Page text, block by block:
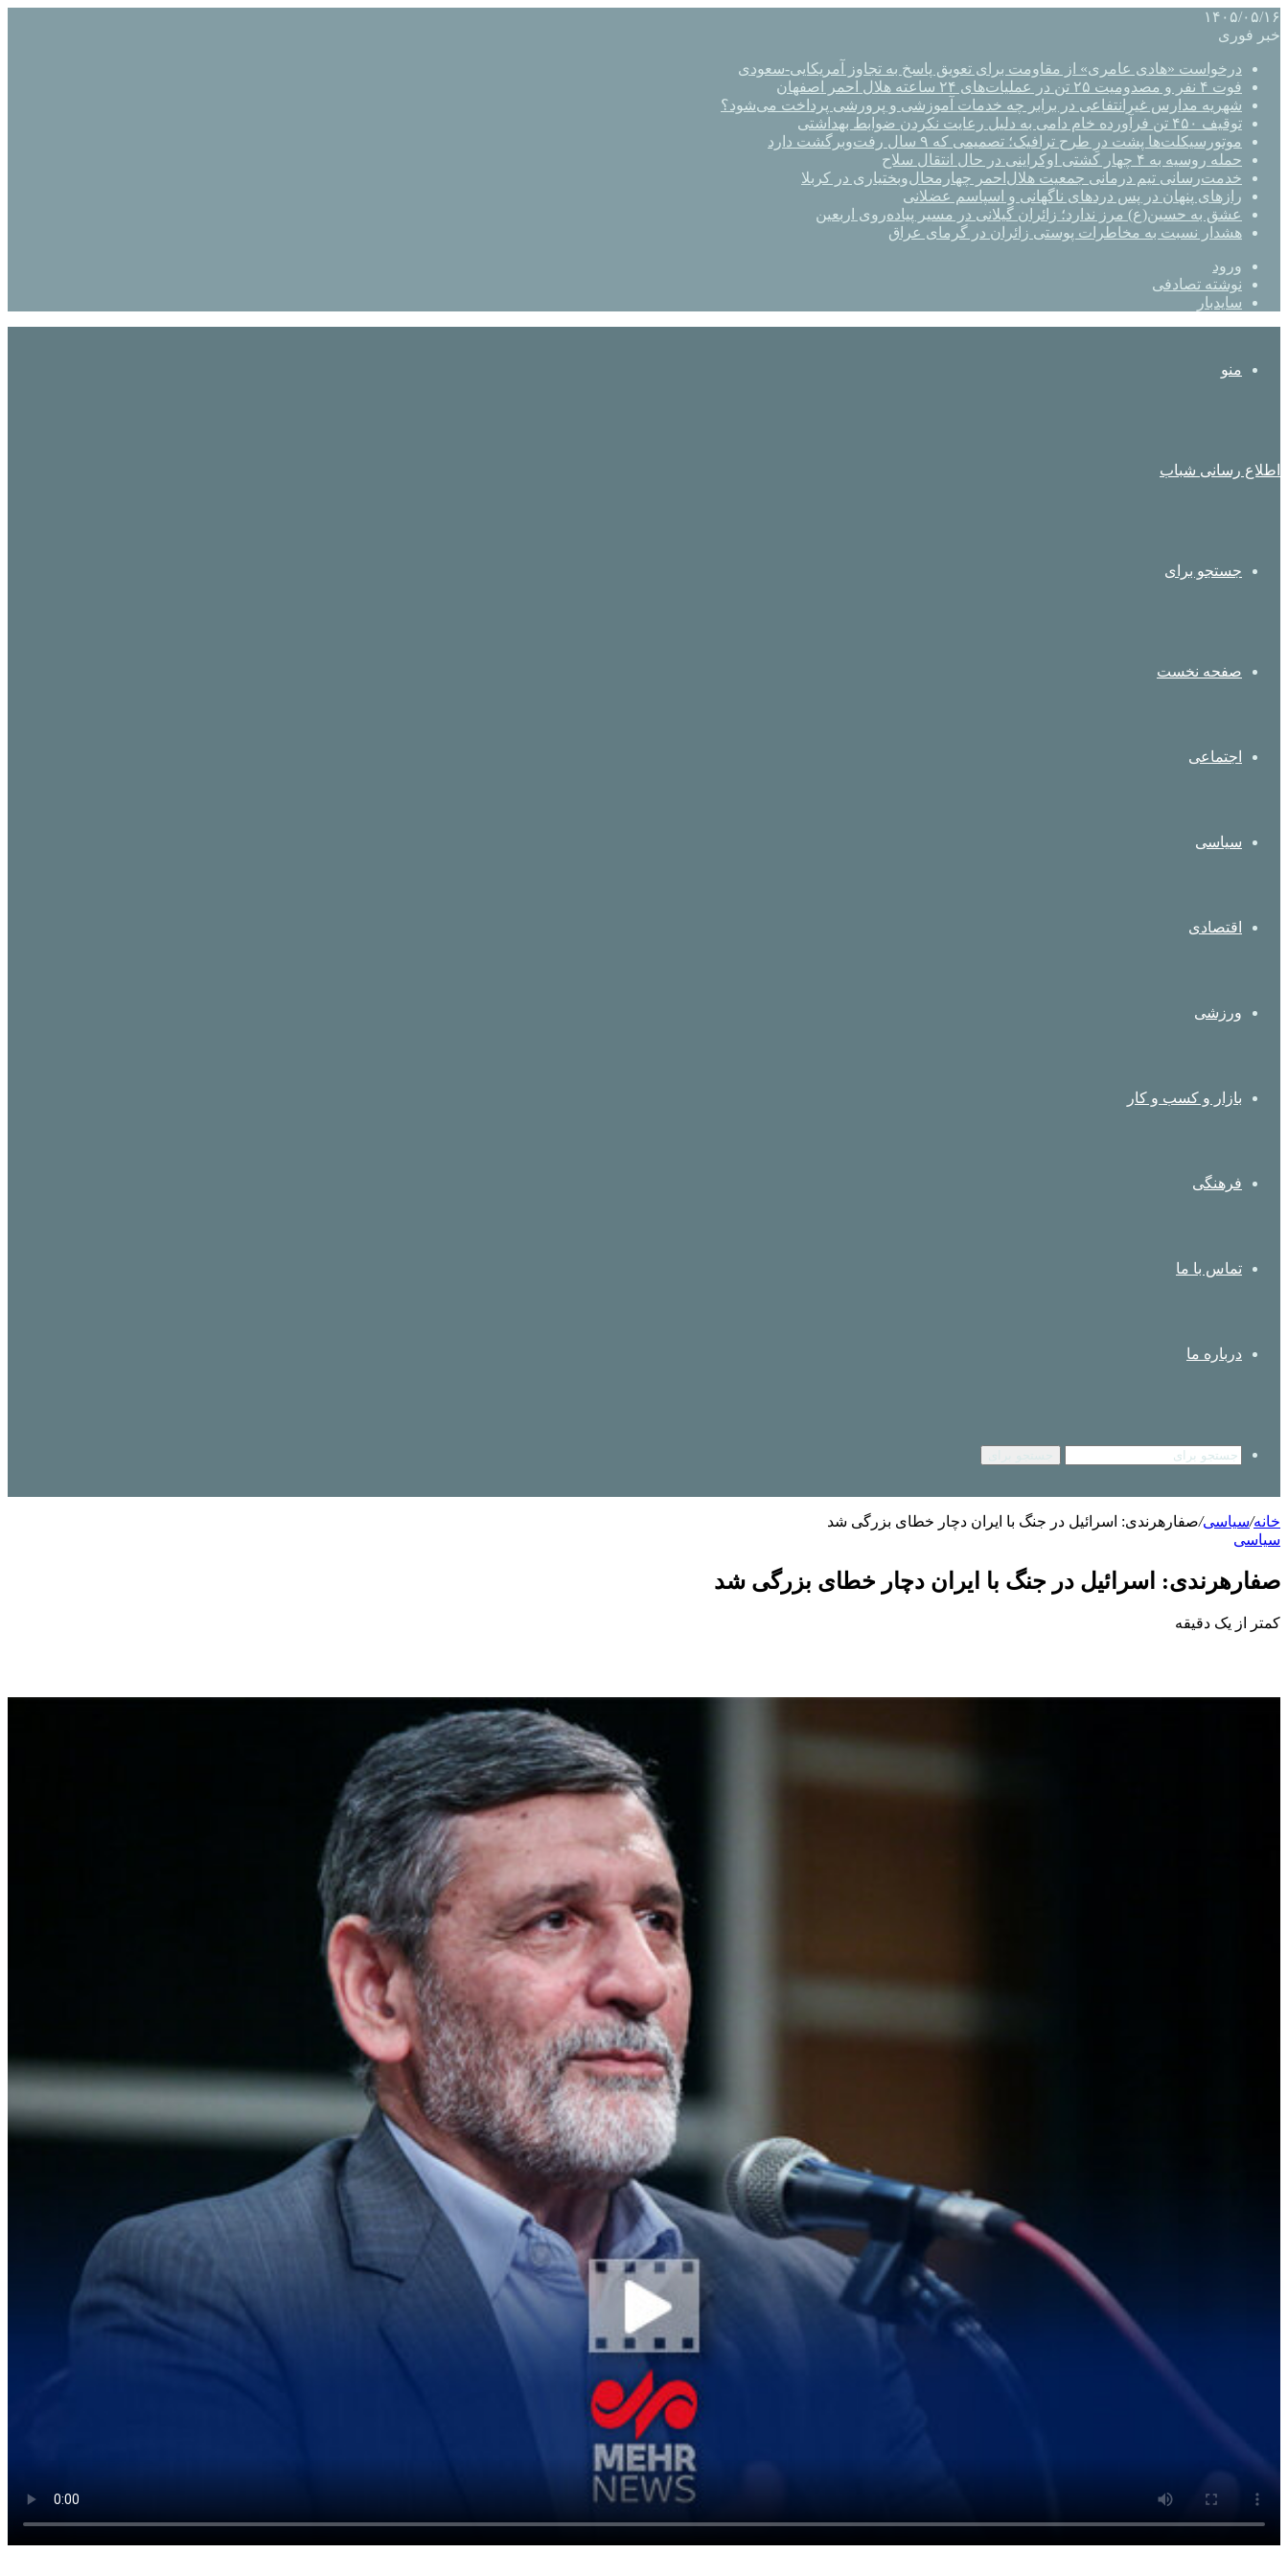
۱۴۰۵/۰۵/۱۶
خبر فوری
درخواست «هادی عامری» از مقاومت برای تعویق پاسخ به تجاوز آمریکایی-سعودی
فوت ۴ نفر و مصدومیت ۲۵ تن در عملیات‌های ۲۴ ساعته هلال احمر اصفهان
شهریه مدارس غیرانتفاعی در برابر چه خدمات آموزشی و پرورشی پرداخت می‌شود؟
توقیف ۴۵۰ تن فرآورده خام دامی به دلیل رعایت نکردن ضوابط بهداشتی
موتورسیکلت‌ها پشت درِ طرح ترافیک؛ تصمیمی که ۹ سال رفت‌وبرگشت دارد
حمله روسیه به ۴ چهار کشتی اوکراینی در حال انتقال سلاح
خدمت‌رسانی تیم درمانی جمعیت هلال‌احمر چهارمحال‌وبختیاری در کربلا
رازهای پنهان در پس دردهای ناگهانی و اسپاسم عضلانی
عشق به حسین(ع) مرز ندارد؛ زائران گیلانی در مسیر پیاده‌روی اربعین
هشدار نسبت به مخاطرات پوستی زائران در گرمای عراق
ورود
نوشته تصادفی
سایدبار
منو
اطلاع رسانی شباب
جستجو برای
صفحه نخست
اجتماعی
سیاسی
اقتصادی
ورزشی
بازار و کسب و کار
فرهنگی
تماس با ما
درباره ما
خانه/سیاسی/صفارهرندی: اسرائیل در جنگ با ایران دچار خطای بزرگی شد
سیاسی
صفارهرندی: اسرائیل در جنگ با ایران دچار خطای بزرگی شد
کمتر از یک دقیقه